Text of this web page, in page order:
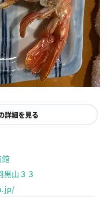
詳細を見る
山３３